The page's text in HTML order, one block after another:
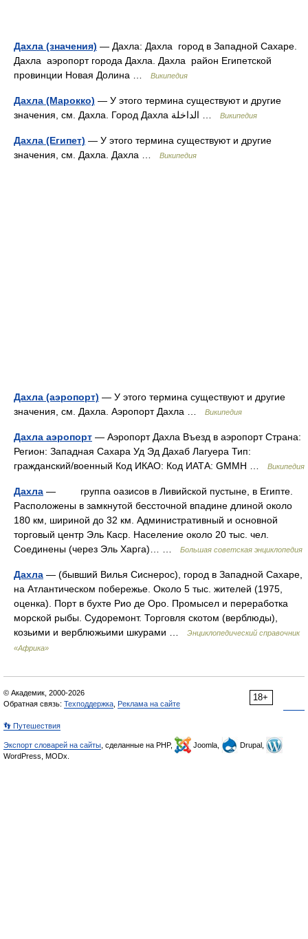
Дахла (значения) — Дахла: Дахла город в Западной Сахаре.
Дахла аэропорт города Дахла. Дахла район Египетской
провинции Новая Долина …
Википедия
Дахла (Марокко) — У этого термина существуют и другие
Википедия
Дахла (Египет) — У этого термина существуют и другие
значения, см. Дахла. Дахла …
Википедия
Дахла (аэропорт) — У этого термина существуют и другие
значения, см. Дахла. Аэропорт Дахла …
Википедия
Дахла аэропорт — Аэропорт Дахла Въезд в аэропорт Страна:
Регион: Западная Сахара Уд Эд Дахаб Лагуера Тип:
гражданский/военный Код ИКАО: Код ИАТА: GMMH …
Википедия
Дахла — группа оазисов в Ливийской пустыне, в Египте.
Расположены в замкнутой бессточной впадине длиной около
180 км, шириной до 32 км. Административный и основной
торговый центр Эль Каср. Население около 20 тыс. чел.
Соединены (через Эль Харга)… …
Большая советская энциклопедия
Дахла — (бывший Вилья Сиснерос), город в Западной Сахаре,
на Атлантическом побережье. Около 5 тыс. жителей (1975,
оценка). Порт в бухте Рио де Оро. Промысел и переработка
морской рыбы. Судоремонт. Торговля скотом (верблюды),
козьими и верблюжьими шкурами …
Энциклопедический справочник
«Африка»
18+
© Академик, 2000-2026
Обратная связь: Техподдержка Реклама на сайте
👣 Путешествия
Экспорт словарей на сайты , сделанные на PHP, Joomla,
Drupal,
WordPress, MODx.